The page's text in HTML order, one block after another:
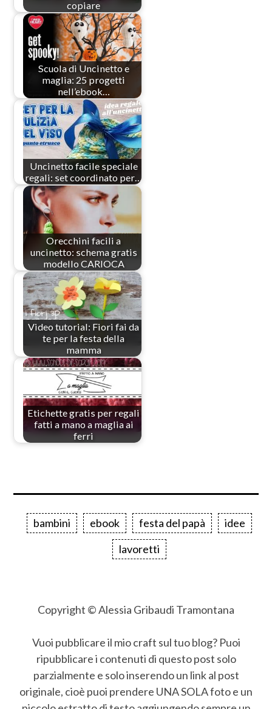
copiare
Scuola di Uncinetto e
maglia: 25 progetti
nell’ebook…
Uncinetto facile speciale
regali: set coordinato per…
Orecchini facili a
uncinetto: schema gratis
modello CARIOCA
Video tutorial: Fiori fai da
te per la festa della
mamma
Etichette gratis per regali
fatti a mano a maglia ai
ferri
bambini ebook festa del papà
idee
lavoretti
Copyright © Alessia Gribaudi Tramontana
Vuoi pubblicare il mio craft sul tuo blog? Puoi
ripubblicare i contenuti di questo post solo
parzialmente e solo inserendo un link al post
originale, cioè puoi prendere UNA SOLA foto e un